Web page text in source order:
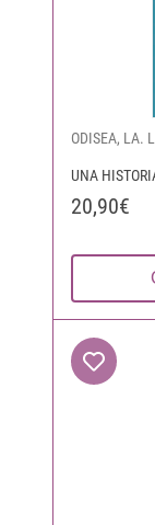
ODISEA, LA.
UNA
20,90€